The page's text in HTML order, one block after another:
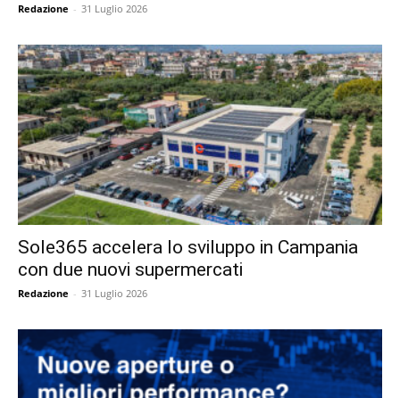
Redazione - 31 Luglio 2026
Sole365 accelera lo sviluppo in Campania
con due nuovi supermercati
Redazione - 31 Luglio 2026